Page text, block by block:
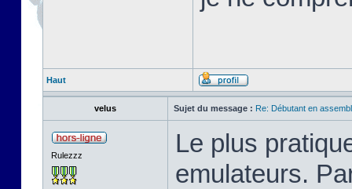
Haut
velus Sujet du message : Re: Débutant en
Rulezzz
Le plus
emulateurs.